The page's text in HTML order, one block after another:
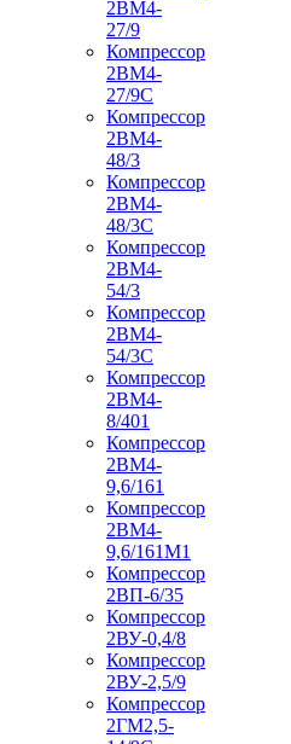
2ВМ4-
27/9
Компрессор
2ВМ4-
27/9С
Компрессор
2ВМ4-
48/3
Компрессор
2ВМ4-
48/3С
Компрессор
2ВМ4-
54/3
Компрессор
2ВМ4-
54/3С
Компрессор
2ВМ4-
8/401
Компрессор
2ВМ4-
9,6/161
Компрессор
2ВМ4-
9,6/161М1
Компрессор
2ВП-6/35
Компрессор
2ВУ-0,4/8
Компрессор
2ВУ-2,5/9
Компрессор
2ГМ2,5-